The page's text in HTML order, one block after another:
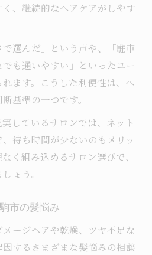
、継続的なヘアケアがしやす
選んだ」という声や、「駐車
も通いやすい」といったユー
ます。こうした利便性は、ヘ
基準の一つです。
しているサロンでは、ネット
待ち時間が少ないのもメリッ
く組み込めるサロン選びで、
ょう。
市の髪悩み
ージヘアや乾燥、ツヤ不足な
するさまざまな髪悩みの相談